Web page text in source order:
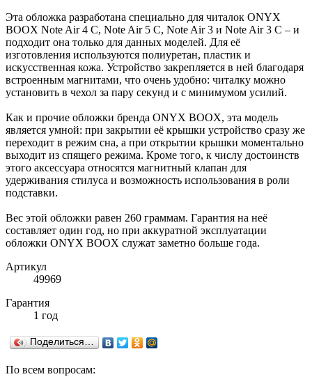
Эта обложка разработана специально для читалок ONYX
BOOX Note Air 4 C, Note Air 5 C, Note Air 3 и Note Air 3 C – и
подходит она только для данных моделей. Для её
изготовления используются полиуретан, пластик и
искусственная кожа. Устройство закрепляется в ней благодаря
встроенным магнитами, что очень удобно: читалку можно
установить в чехол за пару секунд и с минимумом усилий.
Как и прочие обложки бренда ONYX BOOX, эта модель
является умной: при закрытии её крышки устройство сразу же
переходит в режим сна, а при открытии крышки моментально
выходит из спящего режима. Кроме того, к числу достоинств
этого аксессуара относятся магнитный клапан для
удерживания стилуса и возможность использования в роли
подставки.
Вес этой обложки равен 260 граммам. Гарантия на неё
составляет один год, но при аккуратной эксплуатации
обложки ONYX BOOX служат заметно больше года.
Артикул
49969
Гарантия
1 год
Поделиться…
По всем вопросам: